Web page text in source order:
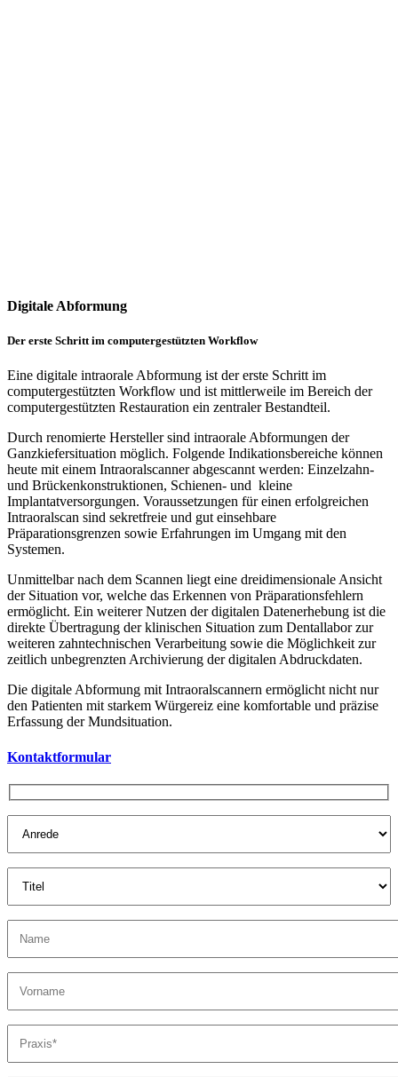
Digitale Abformung
Der erste Schritt im computergestützten Workflow
Eine digitale intraorale Abformung ist der erste Schritt im
computergestützten Workflow und ist mittlerweile im Bereich der
computergestützten Restauration ein zentraler Bestandteil.
Durch renomierte Hersteller sind intraorale Abformungen der
Ganzkiefersituation möglich. Folgende Indikationsbereiche können
heute mit einem Intraoralscanner abgescannt werden: Einzelzahn-
und Brückenkonstruktionen, Schienen- und kleine
Implantatversorgungen. Voraussetzungen für einen erfolgreichen
Intraoralscan sind sekretfreie und gut einsehbare
Präparationsgrenzen sowie Erfahrungen im Umgang mit den
Systemen.
Unmittelbar nach dem Scannen liegt eine dreidimensionale Ansicht
der Situation vor, welche das Erkennen von Präparationsfehlern
ermöglicht. Ein weiterer Nutzen der digitalen Datenerhebung ist die
direkte Übertragung der klinischen Situation zum Dentallabor zur
weiteren zahntechnischen Verarbeitung sowie die Möglichkeit zur
zeitlich unbegrenzten Archivierung der digitalen Abdruckdaten.
Die digitale Abformung mit Intraoralscannern ermöglicht nicht nur
den Patienten mit starkem Würgereiz eine komfortable und präzise
Erfassung der Mundsituation.
Kontaktformular